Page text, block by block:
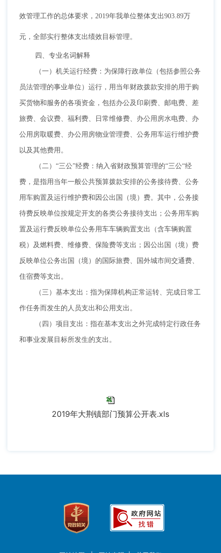
效管理工作的总体要求， 2019年我单位整体支出903.89万
元，全部实行整体支出绩效目标管理。
四、专业名词解释
（一）机关运行经费：为保障行政单位（包括参照公务
员法管理的事业单位）运行，用当年财政拨款安排的用于购
买货物和服务的各项资金，包括办公及印刷费、邮电费、差
旅费、会议费、福利费、日常维修费、办公用房水电费、办
公用房取暖费、办公用房物业管理费、公务用车运行维护费
以及其他费用。
（二） “三公”经费：纳入省财政预算管理的“三公“经
费，是指用当年一般公共预算拨款安排的公务接待费、公务
用车购置及运行维护费和因公出国（境）费。其中，公务接
待费反映单位按规定开支的各类公务接待支出；公务用车购
置及运行费反映单位公务用车车辆购置支出（含车辆购置
税）及燃料费、维修费、保险费等支出；因公出国（境）费
反映单位公务出国（境）的国际旅费、国外城市间交通费、
住宿费等支出。
（三）基本支出：指为保障机构正常运转、完成日常工
作任务而发生的人员支出和公用支出。
（四）项目支出：指在基本支出之外完成特定行政任务
和事业发展目标所发生的支出。
2019年大荆镇部门预算公开表.xls